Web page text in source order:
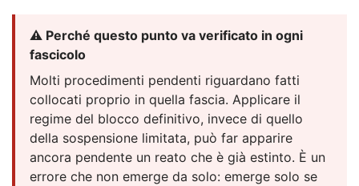
⚠️ Perché questo punto va verificato in ogni
fascicolo
Molti procedimenti pendenti riguardano fatti
collocati proprio in quella fascia. Applicare il
regime del blocco definitivo, invece di quello
della sospensione limitata, può far apparire
ancora pendente un reato che è già estinto. È un
errore che non emerge da solo: emerge solo se